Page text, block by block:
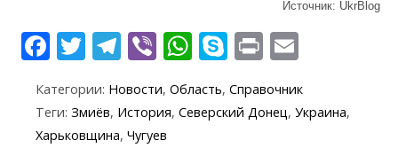
Источник: UkrBlog
F
e
b
T
itt
er
T
e
gr
Vi
er
W
at
S
y
Pr
t ai
Категории: Новости, Область, Справочник
Теги: Змиёв, История, Северский Донец, Украина,
Харьковщина, Чугуев